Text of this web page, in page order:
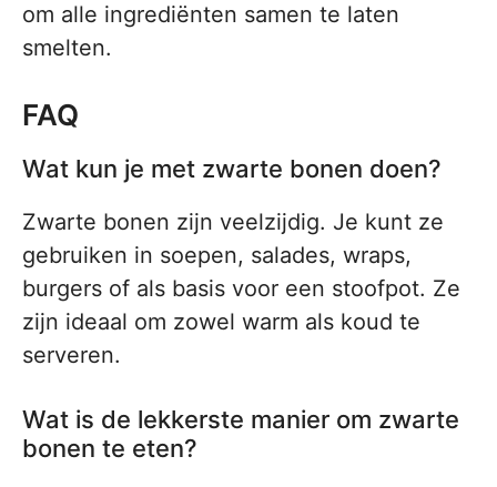
om alle ingrediënten samen te laten
smelten.
FAQ
Wat kun je met zwarte bonen doen?
Zwarte bonen zijn veelzijdig. Je kunt ze
gebruiken in soepen, salades, wraps,
burgers of als basis voor een stoofpot. Ze
zijn ideaal om zowel warm als koud te
serveren.
Wat is de lekkerste manier om zwarte
bonen te eten?